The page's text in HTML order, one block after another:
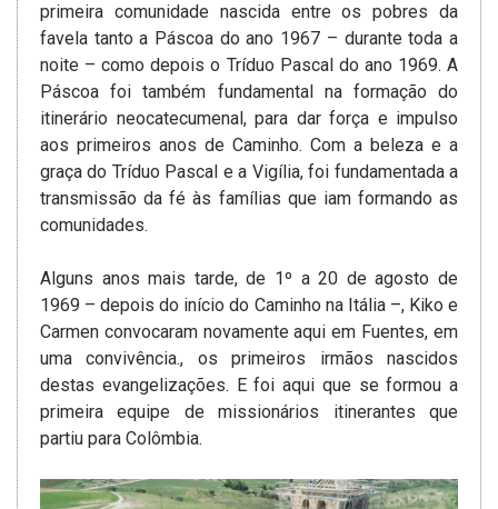
primeira comunidade nascida entre os pobres da
favela tanto a Páscoa do ano 1967 – durante toda a
noite – como depois o Tríduo Pascal do ano 1969. A
Páscoa foi também fundamental na formação do
itinerário neocatecumenal, para dar força e impulso
aos primeiros anos de Caminho. Com a beleza e a
graça do Tríduo Pascal e a Vigília, foi fundamentada a
transmissão da fé às famílias que iam formando as
comunidades.
Alguns anos mais tarde, de 1º a 20 de agosto de
1969 – depois do início do Caminho na Itália –, Kiko e
Carmen convocaram novamente aqui em Fuentes, em
uma convivência., os primeiros irmãos nascidos
destas evangelizações. E foi aqui que se formou a
primeira equipe de missionários itinerantes que
partiu para Colômbia.